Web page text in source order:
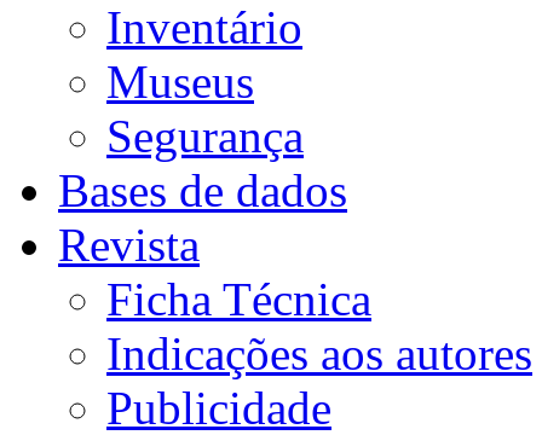
Inventário
Museus
Segurança
Bases de dados
Revista
Ficha Técnica
Indicações aos autores
Publicidade